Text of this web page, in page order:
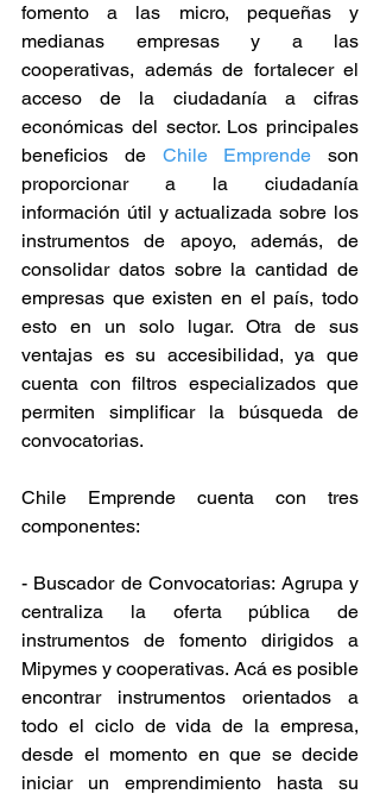
fomento a las micro, pequeñas y
medianas empresas y a las
cooperativas, además de fortalecer el
acceso de la ciudadanía a cifras
económicas del sector. Los principales
beneficios de Chile Emprende son
proporcionar a la ciudadanía
información útil y actualizada sobre los
instrumentos de apoyo, además, de
consolidar datos sobre la cantidad de
empresas que existen en el país, todo
esto en un solo lugar. Otra de sus
ventajas es su accesibilidad, ya que
cuenta con filtros especializados que
permiten simplificar la búsqueda de
convocatorias.
Chile Emprende cuenta con tres
componentes:
- Buscador de Convocatorias: Agrupa y
centraliza la oferta pública de
instrumentos de fomento dirigidos a
Mipymes y cooperativas. Acá es posible
encontrar instrumentos orientados a
todo el ciclo de vida de la empresa,
desde el momento en que se decide
iniciar un emprendimiento hasta su